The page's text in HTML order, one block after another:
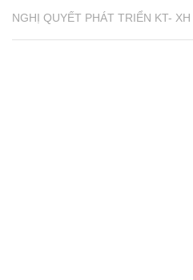
NGHỊ QUYẾT PHÁT TRIỂN KT- XH